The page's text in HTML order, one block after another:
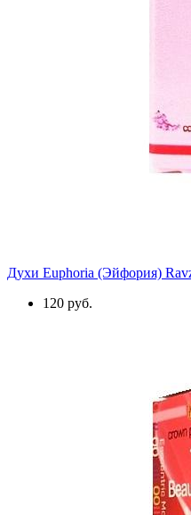
Духи Euphoria (Эйфория)
120 руб.